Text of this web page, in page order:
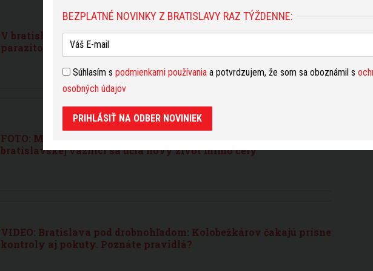
V bratislavskej nemocnici skončil chlapec s nebezpečným
parazitom, je v kritickom stave
FOTO: Mladiství za mrežami? Vzdelávanie, šport a nové šance, v
bratislavskej väznici sa učia nový život mimo cely
VIDEO: Bratislava pod drobnohľadom: Kolobežkárov čakajú prísne
kontroly aj pokuty. Poznáte pravidlá?
BEZPLATNÉ NOVINKY Z BRATISLAVY RAZ TÝŽDENNE:
Súhlasím s podmienkami používania a potvrdzujem, že som sa oboznámil s
osobných údajov
PRIHLÁSIŤ NA ODBER NOVINIEK